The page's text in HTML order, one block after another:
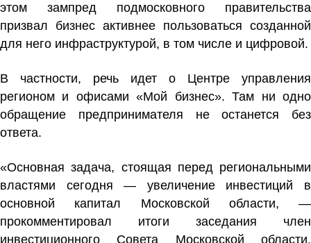
этом зампред подмосковного правительства
призвал бизнес активнее пользоваться созданной
для него инфраструктурой, в том числе и цифровой.
В частности, речь идет о Центре управления
регионом и офисами «Мой бизнес». Там ни одно
обращение предпринимателя не останется без
ответа.
«Основная задача, стоящая перед региональными
властями сегодня — увеличение инвестиций в
основной капитал Московской области, —
прокомментировал итоги заседания член
инвестиционного Совета Московской области,